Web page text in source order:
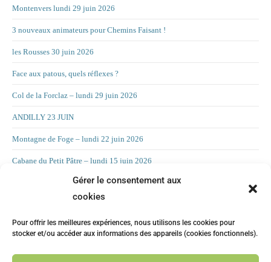
Gérer le consentement aux
cookies
Pour offrir les meilleures expériences, nous utilisons les cookies pour
stocker et/ou accéder aux informations des appareils (cookies fonctionnels).
Montenvers lundi 29 juin 2026
3 nouveaux animateurs pour Chemins Faisant !
les Rousses 30 juin 2026
Face aux patous, quels réflexes ?
Col de la Forclaz – lundi 29 juin 2026
ANDILLY 23 JUIN
Montagne de Foge – lundi 22 juin 2026
Cabane du Petit Pâtre – lundi 15 juin 2026
La Croix d’Allant – lundi 8 juin 2026
LA CHAMBOTTE